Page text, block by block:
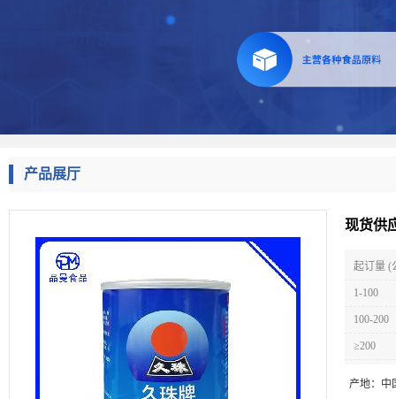
产品展厅
现货供
起订量 (
1-100
100-200
≥200
产地： 中